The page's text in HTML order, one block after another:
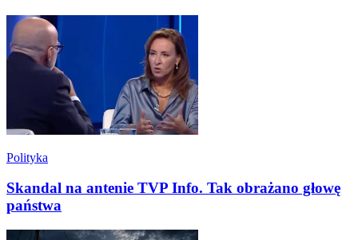
Polityka
Skandal na antenie TVP Info. Tak obrażano głowę
państwa